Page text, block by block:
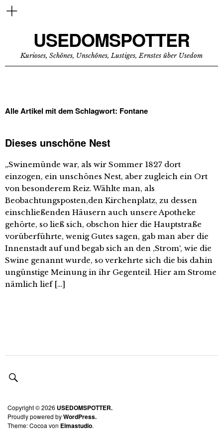
USEDOMSPOTTER
Kurioses, Schönes, Unschönes, Lustiges, Ernstes über Usedom
Alle Artikel mit dem Schlagwort: Fontane
Dieses unschöne Nest
„Swinemünde war, als wir Sommer 1827 dort
einzogen, ein unschönes Nest, aber zugleich ein Ort
von besonderem Reiz. Wählte man, als
Beobachtungsposten,den Kirchenplatz, zu dessen
einschließenden Häusern auch unsere Apotheke
gehörte, so ließ sich, obschon hier die Hauptstraße
vorüberführte, wenig Gutes sagen, gab man aber die
Innenstadt auf und begab sich an den ‚Strom‘, wie die
Swine genannt wurde, so verkehrte sich die bis dahin
ungünstige Meinung in ihr Gegenteil. Hier am Strome
nämlich lief […]
Copyright © 2026 USEDOMSPOTTER.
Proudly powered byWordPress.
Theme: Cocoa von Elmastudio.